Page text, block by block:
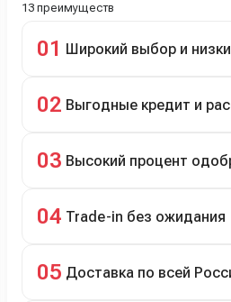
13 преимуществ
01 Широкий выбор и
подержанные авто.
02 Выгодные кредит и
рассрочка 0% на 2 года при
03 Высокий процент
04 Trade-in без ожидания
05 Доставка по всей